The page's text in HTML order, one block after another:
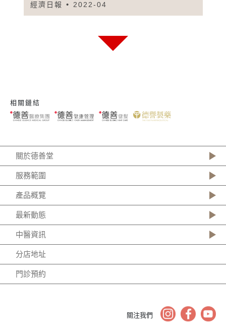
經濟日報 2022-04
相關鏈結
關於德善堂
服務範圍
產品概覽
最新動態
中醫資訊
分店地址
門診預約
關注我們